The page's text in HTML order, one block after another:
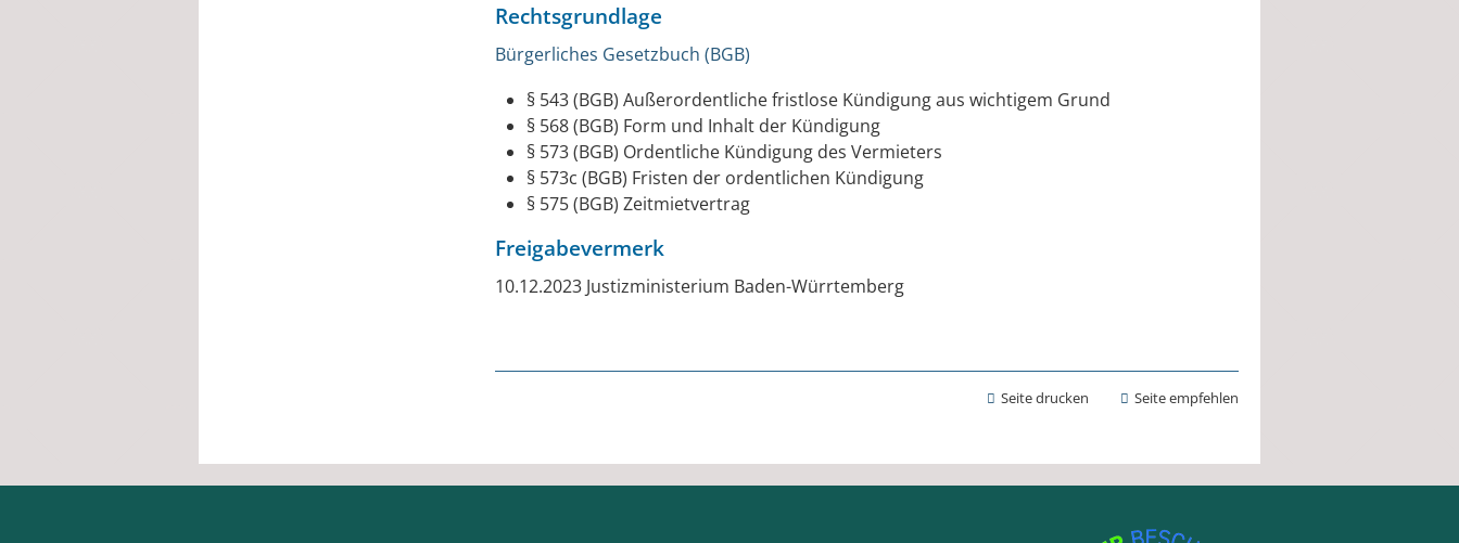
Rechtsgrundlage
Bürgerliches Gesetzbuch (BGB)
§ 543(BGB) Außerordentliche fristlose Kündigung aus wichtigem Grund
§ 568 (BGB) Form und Inhalt der Kündigung
§ 573 (BGB) Ordentliche Kündigung des Vermieters
§ 573c (BGB) Fristen der ordentlichen Kündigung
§ 575 (BGB) Zeitmietvertrag
Freigabevermerk
10.12.2023 Justizministerium Baden-Würrtemberg
Seite drucken Seite empfehlen